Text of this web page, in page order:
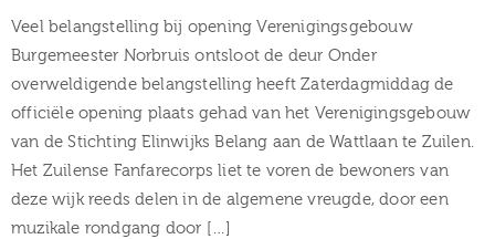
Verhalen
over
Zuilen
Collectie
Veel belangstelling bij opening Verenigingsgebouw
Burgemeester Norbruis ontsloot de deur Onder
overweldigende belangstelling heeft Zaterdagmiddag de
officiële opening plaats gehad van het Verenigingsgebouw
van de Stichting Elinwijks Belang aan de Wattlaan te Zuilen.
Het Zuilense Fanfarecorps liet te voren de bewoners van
deze wijk reeds delen in de algemene vreugde, door een
muzikale rondgang door […]